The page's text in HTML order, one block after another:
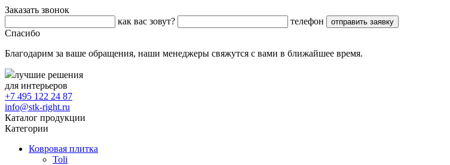
Заказать звонок
как вас зовут?
телефон
Спасибо
Благодарим за ваше обращения, наши менеджеры свяжутся с вами в ближайшее время.
лучшие решения
для интерьеров
+7 495 122 24 87
info@stk-right.ru
Каталог продукции
Категории
Ковровая плитка
Toli